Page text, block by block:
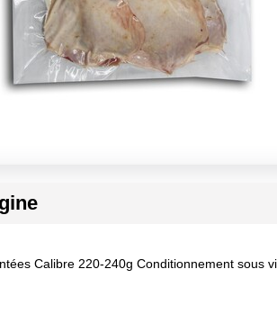
Calibre 220-240g Conditionnement sous